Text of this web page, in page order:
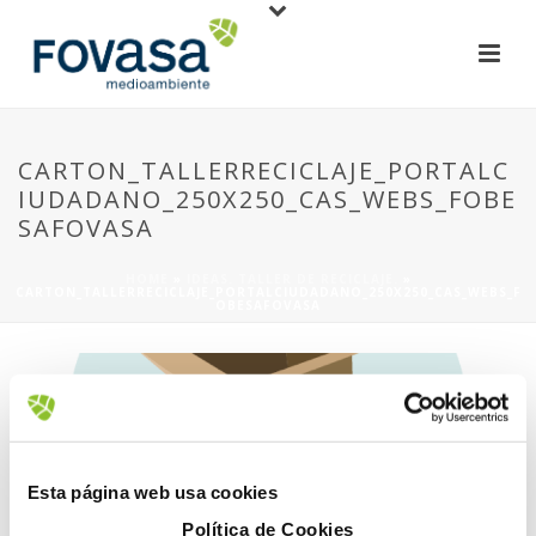
Esta página web usa cookies
Política de Cookies
CARTON_TALLERRECICLAJE_PORTALC
IUDADANO_250X250_CAS_WEBS_FOBE
SAFOVASA
21 septiembre, 2020